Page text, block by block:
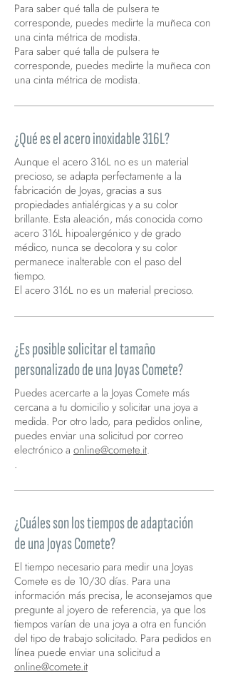
Para saber qué talla de pulsera te
corresponde, puedes medirte la muñeca con
una cinta métrica de modista.
Para saber qué talla de pulsera te
corresponde, puedes medirte la muñeca con
una cinta métrica de modista.
¿Qué es el acero inoxidable 316L?
Aunque el acero 316L no es un material
precioso, se adapta perfectamente a la
fabricación de Joyas, gracias a sus
propiedades antialérgicas y a su color
brillante. Esta aleación, más conocida como
acero 316L hipoalergénico y de grado
médico, nunca se decolora y su color
permanece inalterable con el paso del
tiempo.
El acero 316L no es un material precioso.
¿Es posible solicitar el tamaño
personalizado de una Joyas Comete?
Puedes acercarte a la Joyas Comete más
cercana a tu domicilio y solicitar una joya a
medida. Por otro lado, para pedidos online,
puedes enviar una solicitud por correo
electrónico a online@comete.it.
.
¿Cuáles son los tiempos de adaptación
de una Joyas Comete?
El tiempo necesario para medir una Joyas
Comete es de 10/30 días. Para una
información más precisa, le aconsejamos que
pregunte al joyero de referencia, ya que los
tiempos varían de una joya a otra en función
del tipo de trabajo solicitado. Para pedidos en
línea puede enviar una solicitud a
online@comete.it